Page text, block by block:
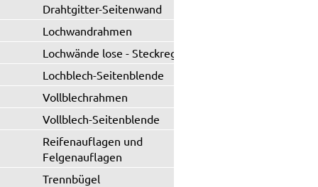
Drahtgitter-Seitenwand
Lochwandrahmen
Lochwände lose - Steckregal
Lochblech-Seitenblende
Vollblechrahmen
Vollblech-Seitenblende
Reifenauflagen und
Felgenauflagen
Trennbügel